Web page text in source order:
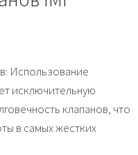
: Использование
исключительную
клапанов, что
в самых жестких